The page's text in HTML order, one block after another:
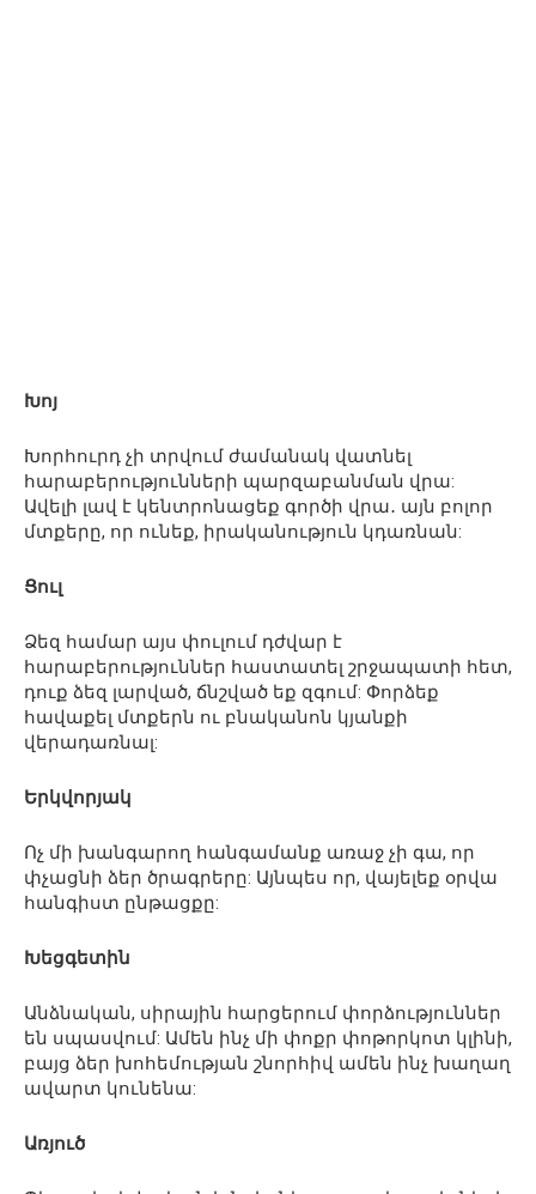
Խոյ
Խորհուրդ չի տրվում ժամանակ վատնել
հարաբերությունների պարզաբանման վրա:
Ավելի լավ է կենտրոնացեք գործի վրա․ այն բոլոր
մտքերը, որ ունեք, իրականություն կդառնան:
Ցուլ
Ձեզ համար այս փուլում դժվար է
հարաբերություններ հաստատել շրջապատի հետ,
դուք ձեզ լարված, ճնշված եք զգում: Փորձեք
հավաքել մտքերն ու բնականոն կյանքի
վերադառնալ:
Երկվորյակ
Ոչ մի խանգարող հանգամանք առաջ չի գա, որ
փչացնի ձեր ծրագրերը: Այնպես որ, վայելեք օրվա
հանգիստ ընթացքը:
Խեցգետին
Անձնական, սիրային հարցերում փորձություններ
են սպասվում: Ամեն ինչ մի փոքր փոթորկոտ կլինի,
բայց ձեր խոհեմության շնորհիվ ամեն ինչ խաղաղ
ավարտ կունենա:
Առյուծ